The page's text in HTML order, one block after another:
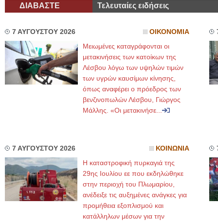
ΔΙΑΒΑΣΤΕ Τελευταίες ειδήσεις
7 ΑΥΓΟΥΣΤΟΥ 2026 ΟΙΚΟΝΟΜΙΑ
Μειωμένες καταγράφονται οι
μετακινήσεις των κατοίκων της
Λέσβου λόγω των υψηλών τιμών
των υγρών καυσίμων κίνησης,
όπως αναφέρει ο πρόεδρος των
βενζινοπωλών Λέσβου, Γιώργος
Μάλλης. «Οι μετακινήσε...
7 ΑΥΓΟΥΣΤΟΥ 2026 ΚΟΙΝΩΝΙΑ
Η καταστροφική πυρκαγιά της
29ης Ιουλίου εε που εκδηλώθηκε
στην περιοχή του Πλωμαρίου,
ανέδειξε τις αυξημένες ανάγκες για
προμήθεια εξοπλισμού και
κατάλληλων μέσων για την